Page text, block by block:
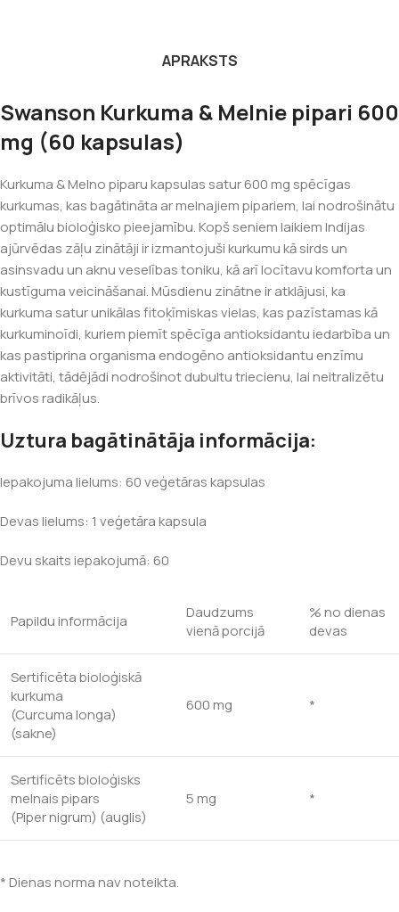
APRAKSTS
Swanson Kurkuma & Melnie pipari 600
mg (60 kapsulas)
Kurkuma & Melno piparu kapsulas satur 600 mg spēcīgas
kurkumas, kas bagātināta ar melnajiem pipariem, lai nodrošinātu
optimālu bioloģisko pieejamību. Kopš seniem laikiem Indijas
ajūrvēdas zāļu zinātāji ir izmantojuši kurkumu kā sirds un
asinsvadu un aknu veselības toniku, kā arī locītavu komforta un
kustīguma veicināšanai. Mūsdienu zinātne ir atklājusi, ka
kurkuma satur unikālas fitoķīmiskas vielas, kas pazīstamas kā
kurkuminoīdi, kuriem piemīt spēcīga antioksidantu iedarbība un
kas pastiprina organisma endogēno antioksidantu enzīmu
aktivitāti, tādējādi nodrošinot dubultu triecienu, lai neitralizētu
brīvos radikāļus.
Uztura bagātinātāja informācija:
Iepakojuma lielums: 60 veģetāras kapsulas
Devas lielums: 1 veģetāra kapsula
Devu skaits iepakojumā: 60
Papildu informācija
Daudzums
vienā porcijā
% no dienas
devas
Sertificēta bioloģiskā
kurkuma
(Curcuma longa)
(sakne)
600 mg *
Sertificēts bioloģisks
melnais pipars
(Piper nigrum) (auglis)
5 mg *
* Dienas norma nav noteikta.